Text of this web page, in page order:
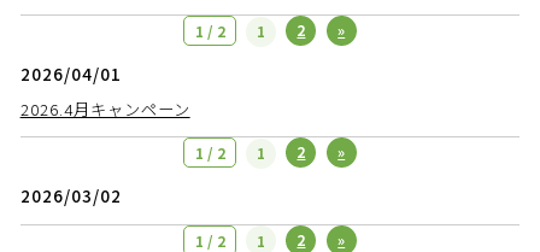
1 / 2 1 2 »
2026/04/01
2026.4月キャンペーン
1 / 2 1 2 »
2026/03/02
1 / 2 1 2 »